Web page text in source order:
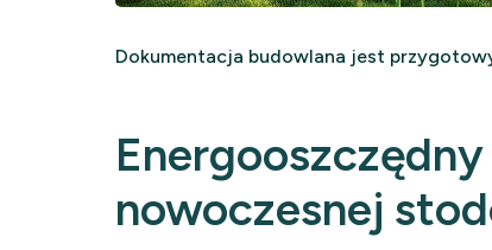
Dokumentacja budowlana jest
nowoczesnej